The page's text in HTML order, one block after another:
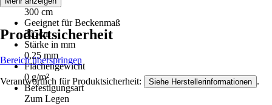
300 cm
Geeignet für Beckenmaß
305cm
Stärke in mm
0,25 mm
Flächengewicht
0 g/m²
Befestigungsart
Zum Legen
Produktsicherheit
Bereich überspringen
Verantwortlich für Produktsicherheit: Siehe Herstellerinformationen .